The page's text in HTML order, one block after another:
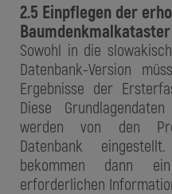
2.5 Einpflegen der
Baumdenkmalkataster
Sowohl in die
Datenbank-Version
Ergebnisse der
Diese
werden von den
Datenbank
bekommen dann
erforderlichen